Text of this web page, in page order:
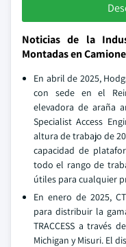
Noticias de la
Montadas en
En abril de 2025,
con sede en el
elevadora de araña
Specialist Access
altura de trabajo de
capacidad de
todo el rango de
útiles para cualquier
En enero de 2025,
para distribuir la
TRACCESS a través
Michigan y Misuri. El